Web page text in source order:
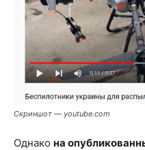
Скриншот — youtube.com
Однако на